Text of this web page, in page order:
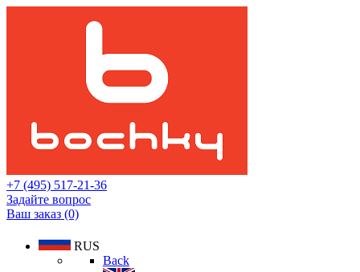
+7 (495) 517-21-36
Задайте вопрос
Ваш заказ (0)
RUS
Back